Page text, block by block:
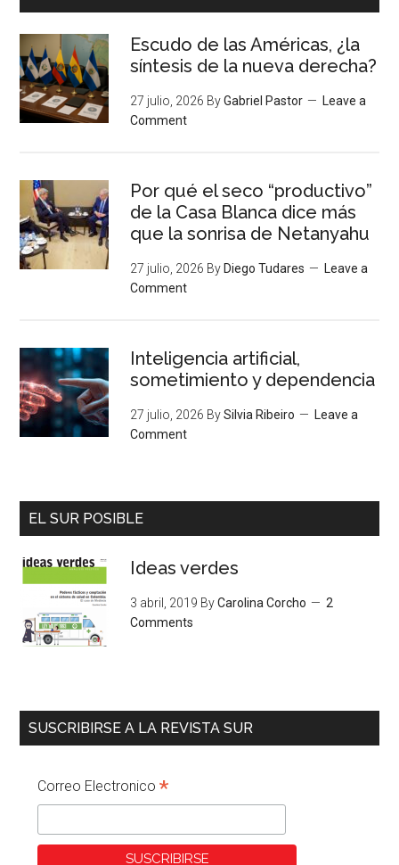
Escudo de las Américas, ¿la
síntesis de la nueva derecha?
27 julio, 2026 ByGabriel Pastor
Leave a
Comment
Por qué el seco “productivo”
de la Casa Blanca dice más
que la sonrisa de Netanyahu
27 julio, 2026 By Diego Tudares
Leave a
Comment
Inteligencia artificial,
sometimiento y dependencia
27 julio, 2026 BySilvia Ribeiro
Leave a
Comment
EL SUR POSIBLE
Ideas verdes
3 abril, 2019 ByCarolina Corcho
2
Comments
SUSCRIBIRSE A LA REVISTA SUR
Correo Electronico*